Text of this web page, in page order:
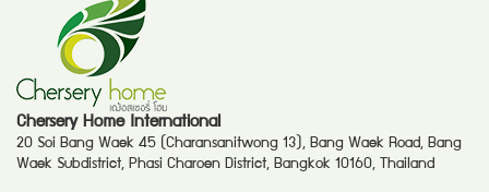
Chersery Home International
20 Soi Bang Waek 45 (Charansanitwong 13), Bang Waek Road, Bang
Waek Subdistrict, Phasi Charoen District, Bangkok 10160, Thailand